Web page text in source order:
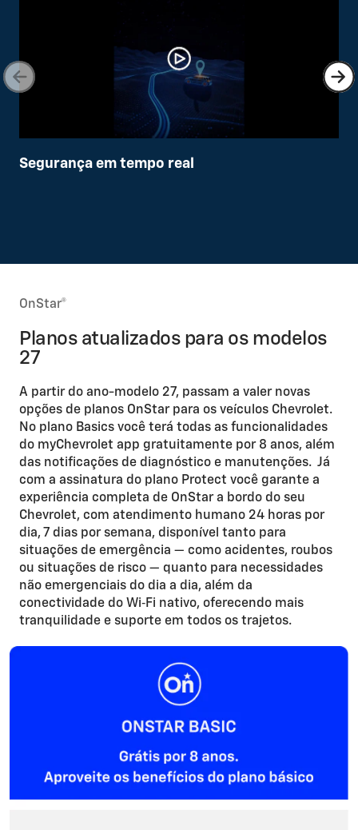
Segurança em tempo real
OnStar®
Planos atualizados para os modelos
27
A partir do ano-modelo 27, passam a valer novas
opções de planos OnStar para os veículos Chevrolet.
No plano Basics você terá todas as funcionalidades
do myChevrolet app gratuitamente por 8 anos, além
das notificações de diagnóstico e manutenções. Já
com a assinatura do plano Protect você garante a
experiência completa de OnStar a bordo do seu
Chevrolet, com atendimento humano 24 horas por
dia, 7 dias por semana, disponível tanto para
situações de emergência — como acidentes, roubos
ou situações de risco — quanto para necessidades
não emergenciais do dia a dia, além da
conectividade do Wi‑Fi nativo, oferecendo mais
tranquilidade e suporte em todos os trajetos.